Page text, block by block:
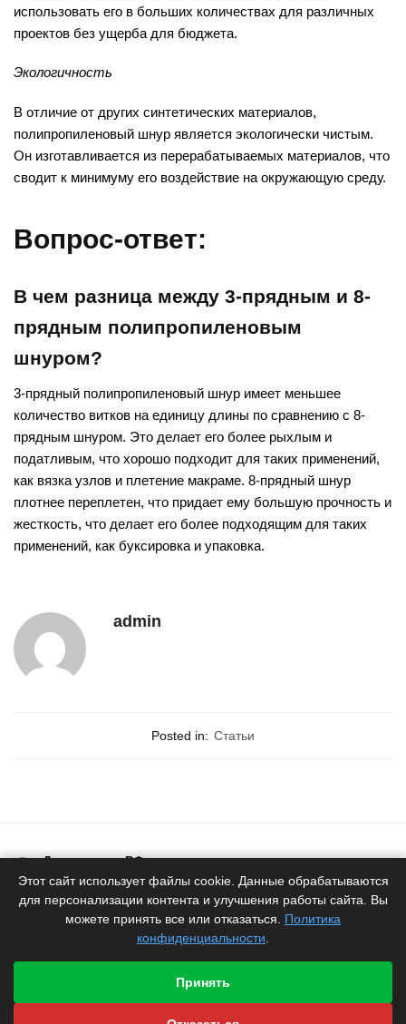
использовать его в больших количествах для различных
проектов без ущерба для бюджета.
Экологичность
В отличие от других синтетических материалов,
полипропиленовый шнур является экологически чистым.
Он изготавливается из перерабатываемых материалов, что
сводит к минимуму его воздействие на окружающую среду.
Вопрос-ответ:
В чем разница между 3-прядным и 8-
прядным полипропиленовым
шнуром?
3-прядный полипропиленовый шнур имеет меньшее
количество витков на единицу длины по сравнению с 8-
прядным шнуром. Это делает его более рыхлым и
податливым, что хорошо подходит для таких применений,
как вязка узлов и плетение макраме. 8-прядный шнур
плотнее переплетен, что придает ему большую прочность и
жесткость, что делает его более подходящим для таких
применений, как буксировка и упаковка.
admin
Posted in: Статьи
Доставка по РФ
Белоруское качество
Продукция
от производителя
Гарантия
Быстрая отправка
Этот сайт использует файлы cookie. Данные обрабатываются
для персонализации контента и улучшения работы сайта. Вы
можете принять все или отказаться. Политика
конфиденциальности
Принять